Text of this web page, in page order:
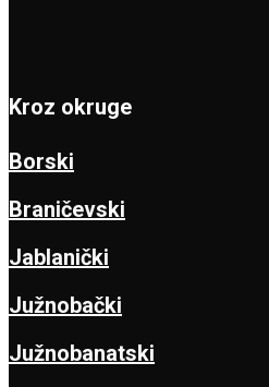
Kroz okruge
Borski
Braničevski
Jablanički
Južnobački
Južnobanatski